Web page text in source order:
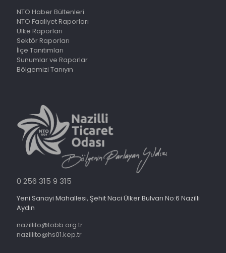
NTO Haber Bültenleri
NTO Faaliyet Raporları
Ülke Raporları
Sektör Raporları
İlçe Tanıtımları
Sunumlar ve Raporlar
Bölgemizi Tanıyın
0 256 315 9 315
Yeni Sanayi Mahallesi, Şehit Naci Ülker Bulvarı No:6 Nazilli
Aydın
nazillito@tobb.org.tr
nazillito@hs01.kep.tr